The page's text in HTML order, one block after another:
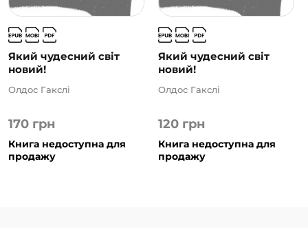
Який чудесний світ
новий!
170 грн
Олдос Гакслі
Книга недоступна для
продажу
Який чудесний світ
новий!
120 грн
Олдос Гакслі
Книга недоступна для
продажу